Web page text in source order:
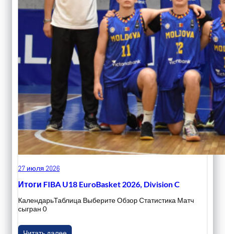
27 июля 2026
Итоги FIBA U18 EuroBasket 2026, Division C
КалендарьТаблица Выберите Обзор Статистика Матч
сыгран 0